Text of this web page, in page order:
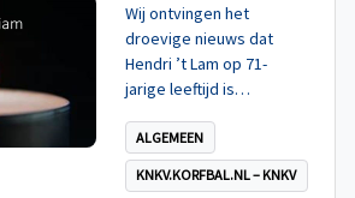
Wij ontvingen het
droevige nieuws dat
Hendri ’t Lam op 71-
jarige leeftijd is
de familie, vrienden en
naasten veel kracht toe
in deze moeilijke tijd.
ALGEMEEN
KNKV.KORFBAL.NL – KNKV